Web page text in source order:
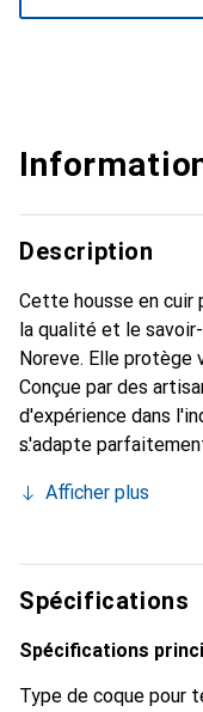
Description
Cette housse en cuir
la qualité et le
Noreve. Elle protège
Conçue par des
d'expérience dans
s'adapte
Elle devient
produits de haute
fiable pour une
Afficher plus
Spécifications
Spécifications
Type de coque pour